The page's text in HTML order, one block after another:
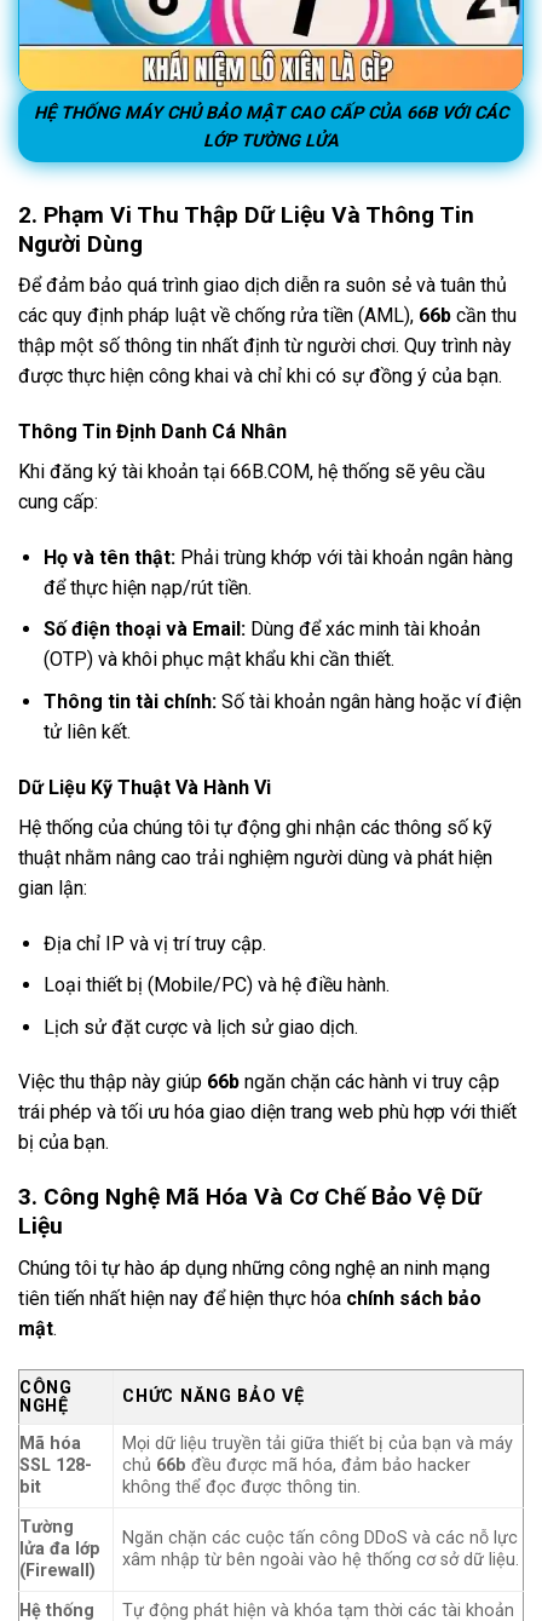
HỆ THỐNG MÁY CHỦ BẢO MẬT CAO CẤP CỦA 66B VỚI CÁC
LỚP TƯỜNG LỬA
2. Phạm Vi Thu Thập Dữ Liệu Và Thông Tin
Người Dùng
Để đảm bảo quá trình giao dịch diễn ra suôn sẻ và tuân thủ
các quy định pháp luật về chống rửa tiền (AML), 66b cần thu
thập một số thông tin nhất định từ người chơi. Quy trình này
được thực hiện công khai và chỉ khi có sự đồng ý của bạn.
Thông Tin Định Danh Cá Nhân
Khi đăng ký tài khoản tại 66B.COM, hệ thống sẽ yêu cầu
cung cấp:
Họ và tên thật:Phải trùng khớp với tài khoản ngân hàng
để thực hiện nạp/rút tiền.
Số điện thoại và Email:Dùng để xác minh tài khoản
(OTP) và khôi phục mật khẩu khi cần thiết.
Thông tin tài chính:Số tài khoản ngân hàng hoặc ví điện
tử liên kết.
Dữ Liệu Kỹ Thuật Và Hành Vi
Hệ thống của chúng tôi tự động ghi nhận các thông số kỹ
thuật nhằm nâng cao trải nghiệm người dùng và phát hiện
gian lận:
Địa chỉ IP và vị trí truy cập.
Loại thiết bị (Mobile/PC) và hệ điều hành.
Lịch sử đặt cược và lịch sử giao dịch.
Việc thu thập này giúp 66b ngăn chặn các hành vi truy cập
trái phép và tối ưu hóa giao diện trang web phù hợp với thiết
bị của bạn.
3. Công Nghệ Mã Hóa Và Cơ Chế Bảo Vệ Dữ
Liệu
Chúng tôi tự hào áp dụng những công nghệ an ninh mạng
tiên tiến nhất hiện nay để hiện thực hóa chính sách bảo
mật.
CÔNG
NGHỆ
CHỨC NĂNG BẢO VỆ
Mã hóa
SSL 128-
bit
Mọi dữ liệu truyền tải giữa thiết bị của bạn và máy
chủ 66b đều được mã hóa, đảm bảo hacker
không thể đọc được thông tin.
Tường
lửa đa lớp
(Firewall)
Ngăn chặn các cuộc tấn công DDoS và các nỗ lực
xâm nhập từ bên ngoài vào hệ thống cơ sở dữ liệu.
Hệ thống Tự động phát hiện và khóa tạm thời các tài khoản